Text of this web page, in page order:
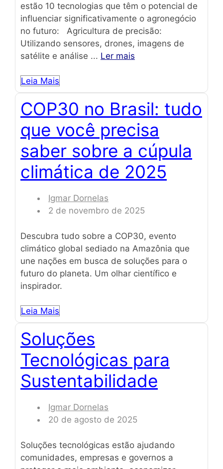
estão 10 tecnologias que têm o potencial de
influenciar significativamente o agronegócio
no futuro: Agricultura de precisão:
Utilizando sensores, drones, imagens de
satélite e análise ... Ler mais
Leia Mais
COP30 no Brasil: tudo
que você precisa
saber sobre a cúpula
climática de 2025
Igmar Dornelas
2 de novembro de 2025
Descubra tudo sobre a COP30, evento
climático global sediado na Amazônia que
une nações em busca de soluções para o
futuro do planeta. Um olhar científico e
inspirador.
Leia Mais
Soluções
Tecnológicas para
Sustentabilidade
Igmar Dornelas
20 de agosto de 2025
Soluções tecnológicas estão ajudando
comunidades, empresas e governos a